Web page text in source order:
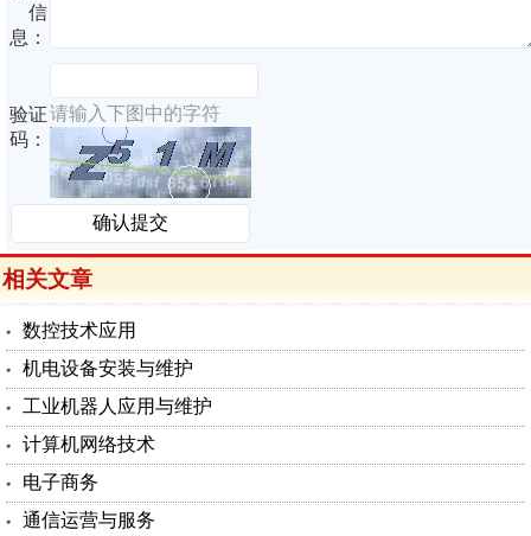
信
息：
验证
码：
请输入下图中的字符
相关文章
数控技术应用
机电设备安装与维护
工业机器人应用与维护
计算机网络技术
电子商务
通信运营与服务